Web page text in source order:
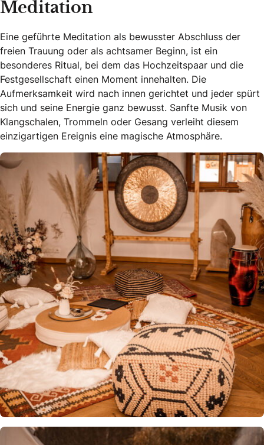
Meditation
Eine geführte Meditation als bewusster Abschluss der
freien Trauung oder als achtsamer Beginn, ist ein
besonderes Ritual, bei dem das Hochzeitspaar und die
Festgesellschaft einen Moment innehalten. Die
Aufmerksamkeit wird nach innen gerichtet und jeder spürt
sich und seine Energie ganz bewusst. Sanfte Musik von
Klangschalen, Trommeln oder Gesang verleiht diesem
einzigartigen Ereignis eine magische Atmosphäre.